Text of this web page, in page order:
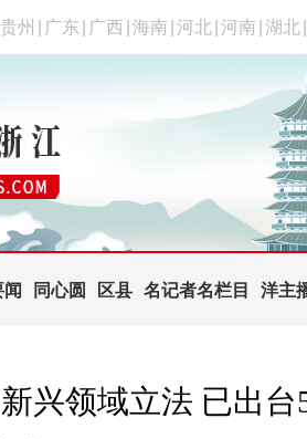
贵州 广东 广西 海南 河北 河南 湖北
闻 同心圆 区县 名记者名栏目 洋主
兴领域立法 已出